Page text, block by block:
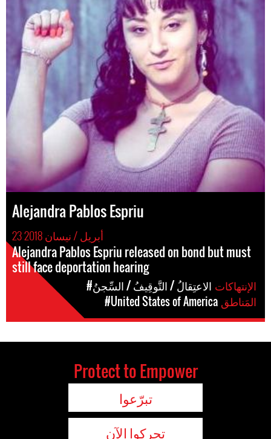
Alejandra Pablos Espriu
23 أبريل / نيسان 2018
Alejandra Pablos Espriu released on bond but must
still face deportation hearing
#الاعتِقالُ / التَّوقِيفُ / السِّجنُ
#United States of America
Protect to Empower
تبرّعوا
تحركوا الآن